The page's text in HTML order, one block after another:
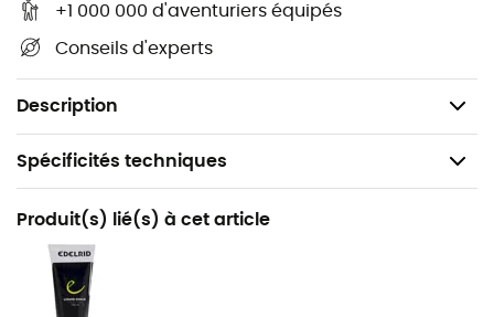
+1 000 000 d'aventuriers équipés
Conseils d'experts
Description
Longueur 100mm
Ouverture de doigt 18mm
Certifications : EN 12275 / UIAA 121
Spécificités techniques
Recommandé pour
Escalade
Nom du produit
Produit(s) lié(s) à cet article